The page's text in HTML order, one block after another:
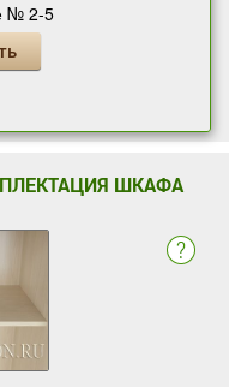
№ 2-5
ШКАФА